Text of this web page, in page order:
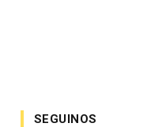
SEGUINOS